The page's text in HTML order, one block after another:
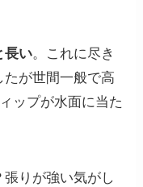
長い。これに尽き
たが世間一般で高
ップが水面に当た
りが強い気がし